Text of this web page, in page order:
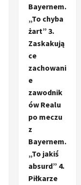
Bayernem.
„To chyba
żart” 3.
Zaskakują
ce
zachowani
e
zawodnik
ów Realu
po meczu
z
Bayernem.
„To jakiś
absurd” 4.
Piłkarze